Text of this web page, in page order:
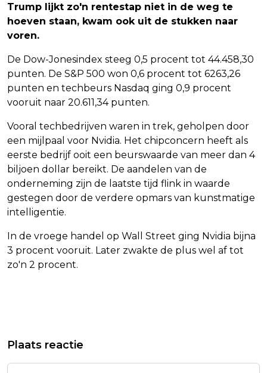
Trump lijkt zo'n rentestap niet in de weg te
hoeven staan, kwam ook uit de stukken naar
voren.
De Dow-Jonesindex steeg 0,5 procent tot 44.458,30
punten. De S&P 500 won 0,6 procent tot 6263,26
punten en techbeurs Nasdaq ging 0,9 procent
vooruit naar 20.611,34 punten.
Vooral techbedrijven waren in trek, geholpen door
een mijlpaal voor Nvidia. Het chipconcern heeft als
eerste bedrijf ooit een beurswaarde van meer dan 4
biljoen dollar bereikt. De aandelen van de
onderneming zijn de laatste tijd flink in waarde
gestegen door de verdere opmars van kunstmatige
intelligentie.
In de vroege handel op Wall Street ging Nvidia bijna
3 procent vooruit. Later zwakte de plus wel af tot
zo'n 2 procent.
DOLLAR
DRIE MENSEN AANGEHOUDEN VOOR
VERKOOP VERVALSTE
Plaats reactie